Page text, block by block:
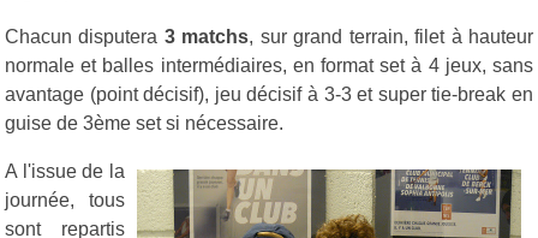
Chacun disputera 3 matchs, sur grand terrain, filet à hauteur
normale et balles intermédiaires, en format set à 4 jeux, sans
avantage (point décisif), jeu décisif à 3-3 et super tie-break en
guise de 3ème set si nécessaire.
A l'issue de la
journée, tous
sont repartis